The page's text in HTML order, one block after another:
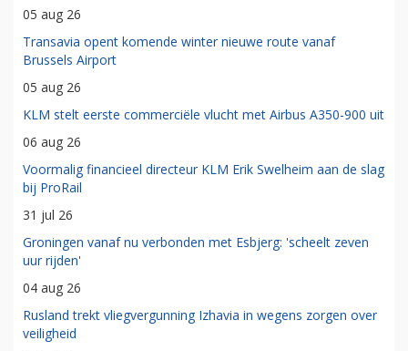
05 aug 26
Transavia opent komende winter nieuwe route vanaf
Brussels Airport
05 aug 26
KLM stelt eerste commerciële vlucht met Airbus A350-900 uit
06 aug 26
Voormalig financieel directeur KLM Erik Swelheim aan de slag
bij ProRail
31 jul 26
Groningen vanaf nu verbonden met Esbjerg: 'scheelt zeven
uur rijden'
04 aug 26
Rusland trekt vliegvergunning Izhavia in wegens zorgen over
veiligheid